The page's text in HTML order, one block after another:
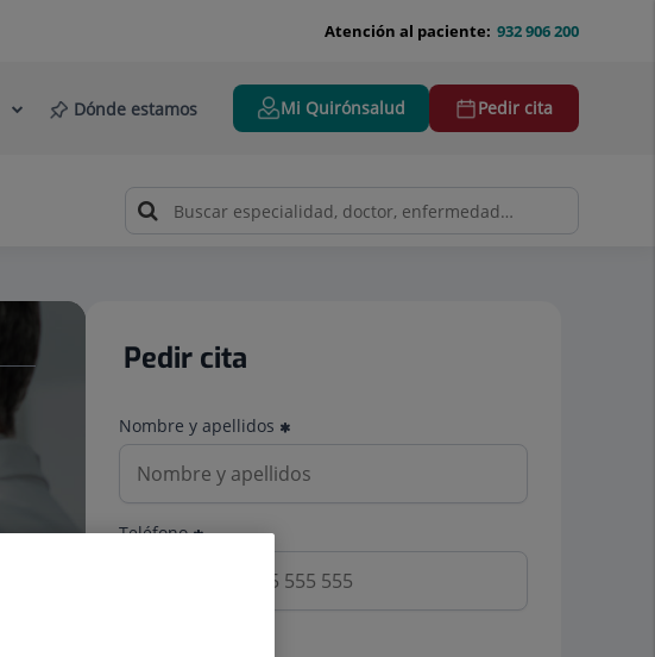
932 906 200
Atención al paciente:
Dónde estamos Mi Quirónsalud Pedir cita
Pedir cita
Nombre y apellidos
Teléfono